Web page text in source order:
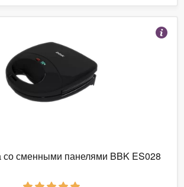
со сменными панелями BBK ES028